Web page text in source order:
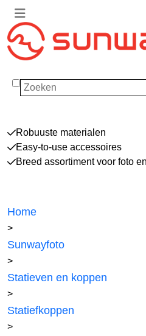
Zoeken
Robuuste materialen
Easy-to-use accessoires
Breed assortiment voor foto
Home
>
Sunwayfoto
>
Statieven en koppen
>
Statiefkoppen
>